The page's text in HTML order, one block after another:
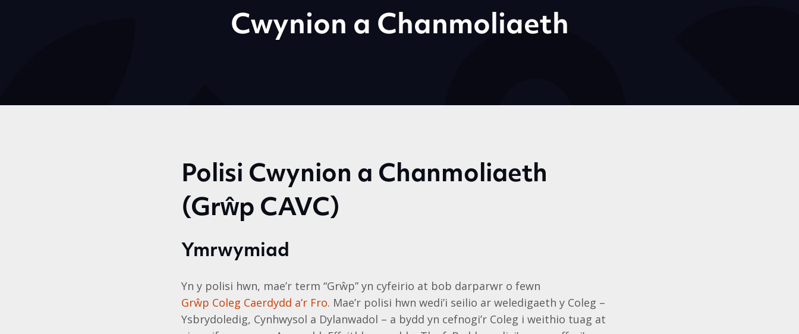
Cwynion a Chanmoliaeth
Polisi Cwynion a Chanmoliaeth
(Grŵp CAVC)
Ymrwymiad
Yn y polisi hwn, mae’r term “Grŵp” yn cyfeirio at bob darparwr o fewn
Grŵp Coleg Caerdydd a’r Fro. Mae’r polisi hwn wedi’i seilio ar weledigaeth y Coleg –
Ysbrydoledig, Cynhwysol a Dylanwadol – a bydd yn cefnogi’r Coleg i weithio tuag at